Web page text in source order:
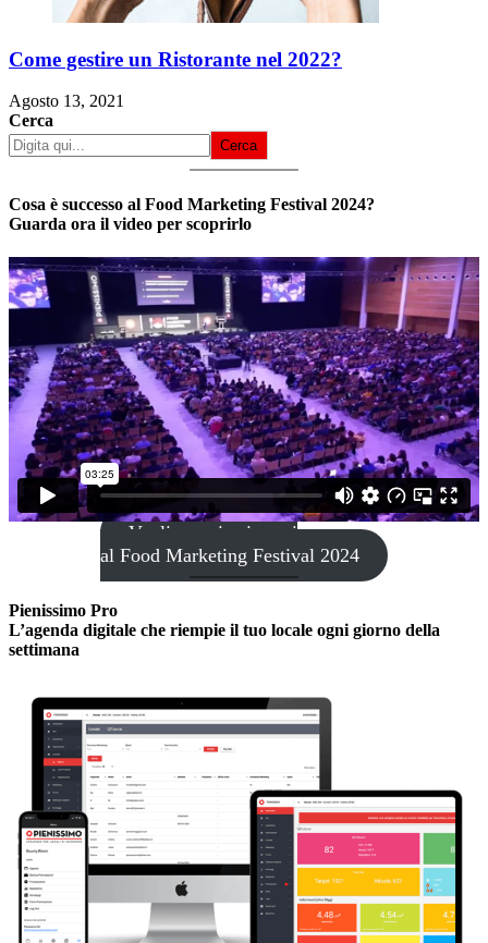
Come gestire un Ristorante nel 2022?
Agosto 13, 2021
Cerca
Cerca
Cosa è successo al Food Marketing Festival 2024?
Guarda ora il video per scoprirlo
Voglio pre-iscrivermi
al Food Marketing Festival 2024
Pienissimo Pro
L’agenda digitale che riempie il tuo locale ogni giorno della
settimana